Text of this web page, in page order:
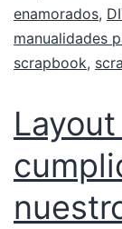
enamorados,
manualidades
scrapbook,